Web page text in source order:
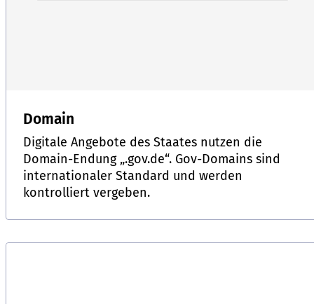
Domain
Digitale Angebote des Staates nutzen die
Domain-Endung „.gov.de“. Gov-Domains sind
internationaler Standard und werden
kontrolliert vergeben.